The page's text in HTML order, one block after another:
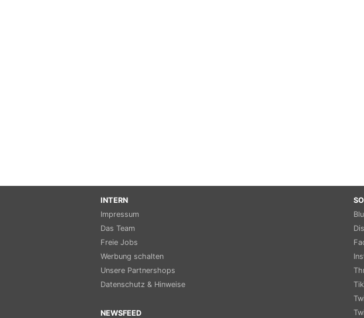
INTERN
Impressum
Das Team
Freie Jobs
Werbung schalten
Unsere Partnershops
Datenschutz & Hinweise
NEWSFEED